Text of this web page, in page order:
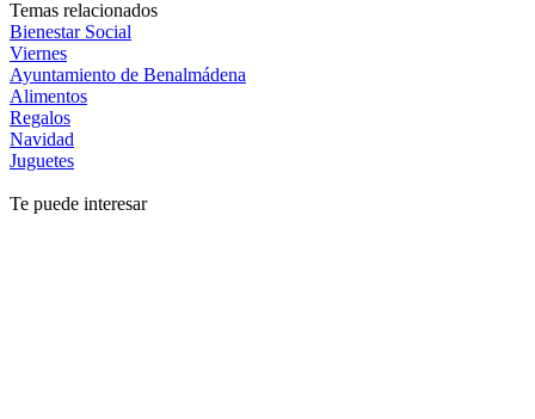
Temas relacionados
Bienestar Social
Viernes
Ayuntamiento de Benalmádena
Alimentos
Regalos
Navidad
Juguetes
Te puede interesar